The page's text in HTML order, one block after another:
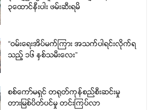
၃ထောင်နီးပါး ဖမ်းဆီးရမိ
“ဝမ်းရေးအိပ်မက်ကြား အသက်ပါရင်းလိုက်ရ
သည့် ၁၆ နှစ်သမီးလေး”
စစ်ကော်မရှင် တရုတ်ကုန်စည်စီးဆင်းမှု
တားမြစ်ပိတ်ပင်မှု တင်းကြပ်လာ